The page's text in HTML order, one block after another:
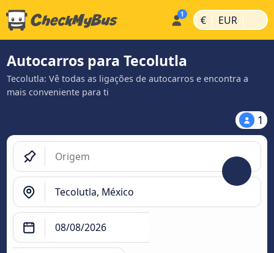
€ | EUR |
Autocarros para Tecolutla
Tecolutla: Vê todas as ligações de autocarros e encontra a
mais conveniente para ti
1